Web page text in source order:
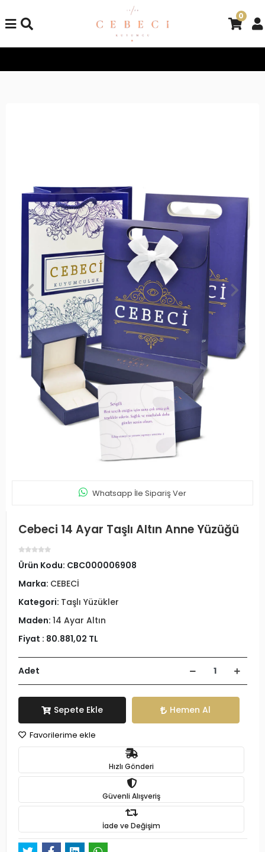
0
Whatsapp İle Sipariş Ver
Cebeci 14 Ayar Taşlı Altın Anne Yüzüğü
Ürün Kodu: CBC000006908
Marka: CEBECİ
Kategori: Taşlı Yüzükler
Maden: 14 Ayar Altın
Fiyat : 80.881,02 TL
Adet
Sepete Ekle Hemen Al
Favorilerime ekle
Hızlı Gönderi
Güvenli Alışveriş
İade ve Değişim